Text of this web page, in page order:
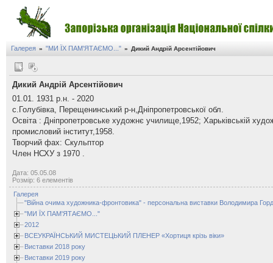
Галерея » "МИ ЇХ ПАМ'ЯТАЄМО..." » Дикий Андрій Арсентійович
Дикий Андрій Арсентійович
01.01. 1931 р.н. - 2020
с.Голубівка, Перещенинський р-н,Дніпропетровської обл.
Освіта : Дніпропетровське художнє училище,1952; Харьківській
промисловий інститут,1958.
Творчий фах: Скульптор
Член НСХУ з 1970 .
Дата: 05.05.08
Розмір: 6 елементів
Галерея
"Війна очима художника-фронтовика" - персональна виставки Володимира
"МИ ЇХ ПАМ'ЯТАЄМО..."
2012
ВСЕУКРАЇНСЬКИЙ МИСТЕЦЬКИЙ ПЛЕНЕР «Хортиця крізь віки»
Виставки 2018 року
Виставки 2019 року